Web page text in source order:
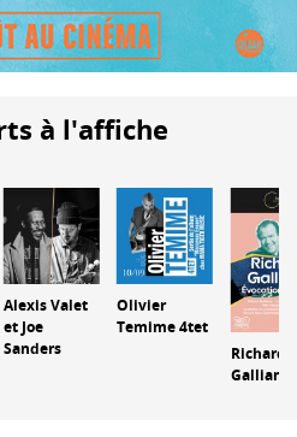
à l'affiche
Alexis Valet
et Joe
Sanders
Olivier
Temime 4tet
Richard
Galliano